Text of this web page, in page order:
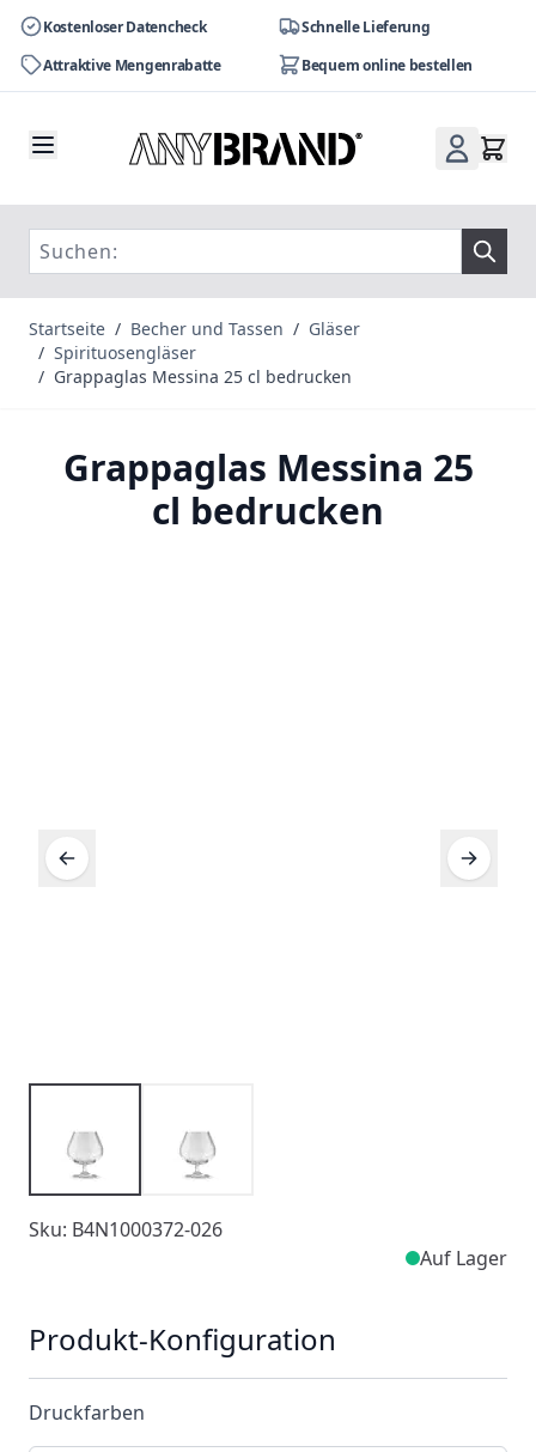
Kostenloser Datencheck
Schnelle Lieferung
Attraktive Mengenrabatte
Bequem online bestellen
Startseite / Becher und Tassen / Gläser
/ Spirituosengläser
/ Grappaglas Messina 25 cl bedrucken
Grappaglas Messina 25
cl bedrucken
Sku: B4N1000372-026
Auf Lager
Produkt-Konfiguration
Druckfarben